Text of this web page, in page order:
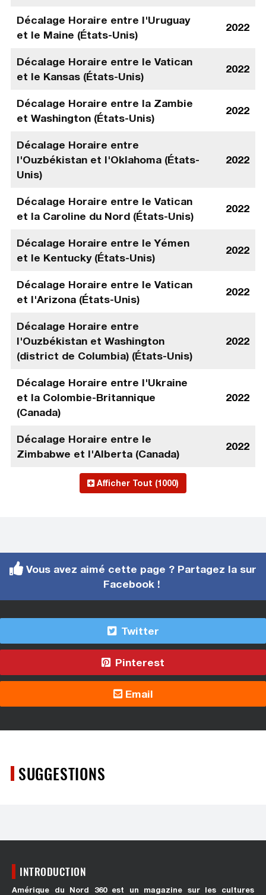
Décalage Horaire entre l'Uruguay
et le Maine (États-Unis)
2022
Décalage Horaire entre le Vatican
et le Kansas (États-Unis)
2022
Décalage Horaire entre la Zambie
et Washington (États-Unis)
2022
Décalage Horaire entre
l'Ouzbékistan et l'Oklahoma (États-
Unis)
2022
Décalage Horaire entre le Vatican
et la Caroline du Nord (États-Unis)
2022
Décalage Horaire entre le Yémen
et le Kentucky (États-Unis)
2022
Décalage Horaire entre le Vatican
et l'Arizona (États-Unis)
2022
Décalage Horaire entre
l'Ouzbékistan et Washington
(district de Columbia) (États-Unis)
2022
Décalage Horaire entre l'Ukraine
et la Colombie-Britannique
(Canada)
2022
Décalage Horaire entre le
Zimbabwe et l'Alberta (Canada)
2022
Afficher Tout (1000)
Vous avez aimé cette page ? Partagez la sur
Facebook !
Twitter
Pinterest
Email
SUGGESTIONS
INTRODUCTION
Amérique du Nord 360 est un magazine sur les cultures